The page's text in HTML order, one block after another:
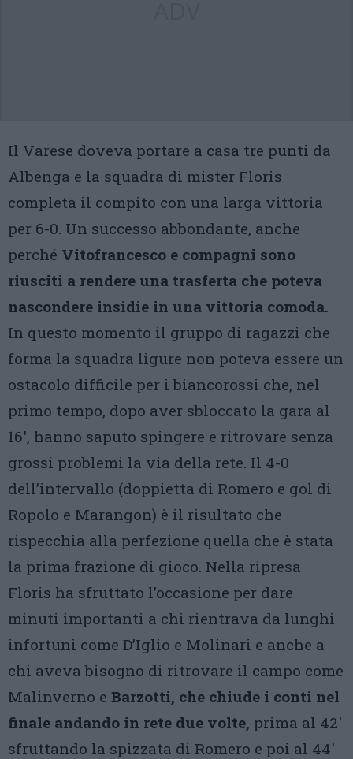
Il Varese doveva portare a casa tre punti da
Albenga e la squadra di mister Floris
completa il compito con una larga vittoria
per 6-0. Un successo abbondante, anche
perché Vitofrancesco e compagni sono
riusciti a rendere una trasferta che poteva
nascondere insidie in una vittoria comoda.
In questo momento il gruppo di ragazzi che
forma la squadra ligure non poteva essere un
ostacolo difficile per i biancorossi che, nel
primo tempo, dopo aver sbloccato la gara al
16′, hanno saputo spingere e ritrovare senza
grossi problemi la via della rete. Il 4-0
dell’intervallo (doppietta di Romero e gol di
Ropolo e Marangon) è il risultato che
rispecchia alla perfezione quella che è stata
la prima frazione di gioco. Nella ripresa
Floris ha sfruttato l’occasione per dare
minuti importanti a chi rientrava da lunghi
infortuni come D’Iglio e Molinari e anche a
chi aveva bisogno di ritrovare il campo come
Malinverno e Barzotti, che chiude i conti nel
finale andando in rete due volte, prima al 42′
sfruttando la spizzata di Romero e poi al 44′